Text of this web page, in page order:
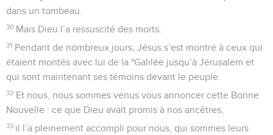
dans un tombeau.
30 Mais Dieu l’a ressuscité des morts.
31 Pendant de nombreux jours, Jésus s’est montré à ceux qui
étaient montés avec lui de la *Galilée jusqu’à Jérusalem et
qui sont maintenant ses témoins devant le peuple.
32 Et nous, nous sommes venus vous annoncer cette Bonne
Nouvelle : ce que Dieu avait promis à nos ancêtres,
33 il l’a pleinement accompli pour nous, qui sommes leurs